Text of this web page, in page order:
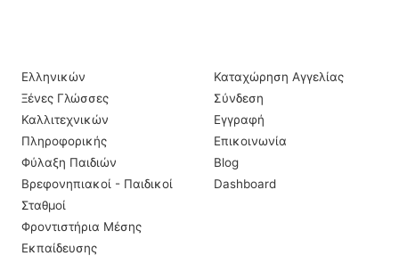
Ελληνικών
Ξένες Γλώσσες
Καλλιτεχνικών
Πληροφορικής
Φύλαξη Παιδιών
Βρεφονηπιακοί - Παιδικοί
Σταθμοί
Φροντιστήρια Μέσης
Εκπαίδευσης
Καταχώρηση Αγγελίας
Σύνδεση
Εγγραφή
Επικοινωνία
Blog
Dashboard